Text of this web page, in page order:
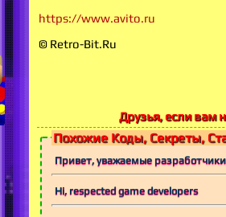
https://www.avito.ru
© Retro-Bit.Ru
Друзья, если вам
Похожие Коды, Секреты,
Привет, уважаемые
Hi, respected game developers